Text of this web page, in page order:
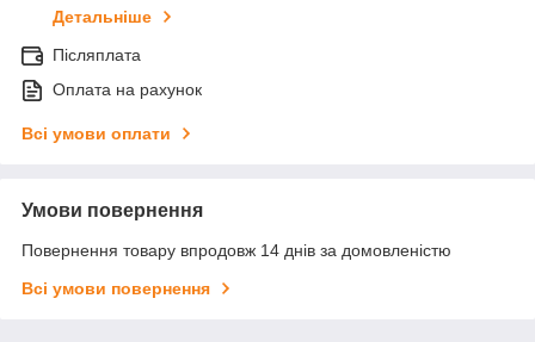
Детальніше
Післяплата
Оплата на рахунок
Всі умови оплати
Умови повернення
Повернення товару впродовж 14 днів за домовленістю
Всі умови повернення